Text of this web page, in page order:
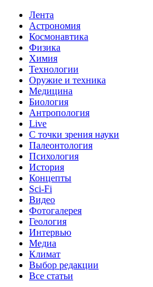
Лента
Астрономия
Космонавтика
Физика
Химия
Технологии
Оружие и техника
Медицина
Биология
Антропология
Live
С точки зрения науки
Палеонтология
Психология
История
Концепты
Sci-Fi
Видео
Фотогалерея
Геология
Интервью
Медиа
Климат
Выбор редакции
Все статьи